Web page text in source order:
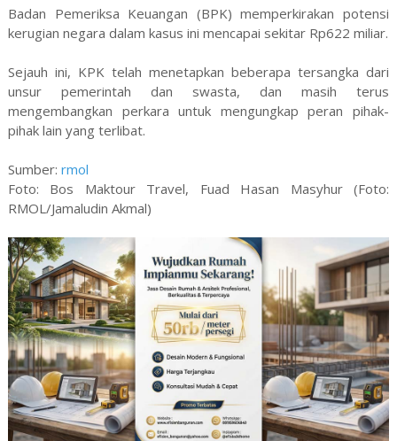
Badan Pemeriksa Keuangan (BPK) memperkirakan potensi
kerugian negara dalam kasus ini mencapai sekitar Rp622 miliar.
Sejauh ini, KPK telah menetapkan beberapa tersangka dari
unsur pemerintah dan swasta, dan masih terus
mengembangkan perkara untuk mengungkap peran pihak-
pihak lain yang terlibat.
Sumber: rmol
Foto: Bos Maktour Travel, Fuad Hasan Masyhur (Foto:
RMOL/Jamaludin Akmal)